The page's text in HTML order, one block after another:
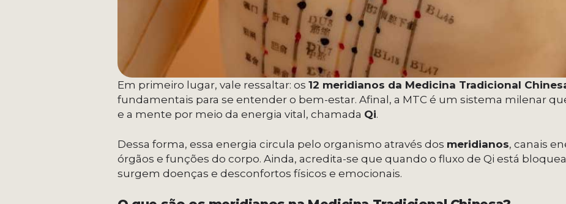
Em primeiro lugar, vale ressaltar: os 12 meridianos da Medicina Tradicional
fundamentais para se entender o bem-estar. Afinal, a MTC é um sistema milenar
e a mente por meio da energia vital, chamada Qi.
Dessa forma, essa energia circula pelo organismo através dos meridianos, canais
órgãos e funções do corpo. Ainda, acredita-se que quando o fluxo de Qi está
surgem doenças e desconfortos físicos e emocionais.